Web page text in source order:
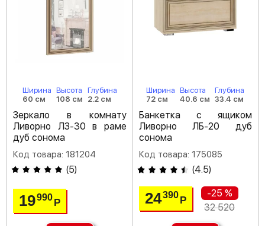
Ширина
60 см
Высота
108 см
Глубина
2.2 см
Зеркало в комнату
Ливорно ЛЗ-30 в раме
дуб сонома
Код товара: 181204
(5)
19990Р
Ширина
72 см
Высота
40.6 см
Глубина
33.4 см
Банкетка с ящиком
Ливорно ЛБ-20 дуб
сонома
Код товара: 175085
(4.5)
24390 Р
-25 %
32 520